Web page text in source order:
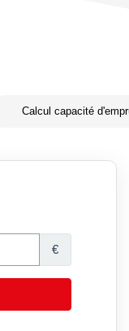
Calcul capacité